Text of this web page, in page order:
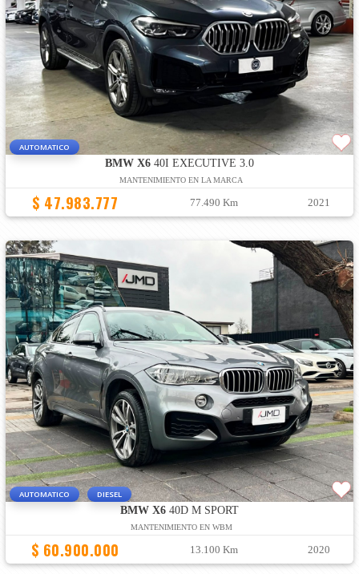
AUTOMATICO
BMW X640I EXECUTIVE 3.0
MANTENIMIENTO EN LA MARCA
$ 47.983.777 77.490 Km 2021
AUTOMATICO DIESEL
BMW X640D M SPORT
MANTENIMIENTO EN WBM
$ 60.900.000 13.100 Km 2020